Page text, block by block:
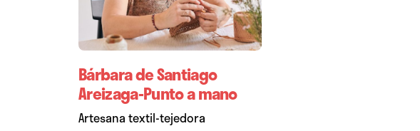
Bárbara de Santiago
Areizaga-Punto a mano
Artesana textil-tejedora